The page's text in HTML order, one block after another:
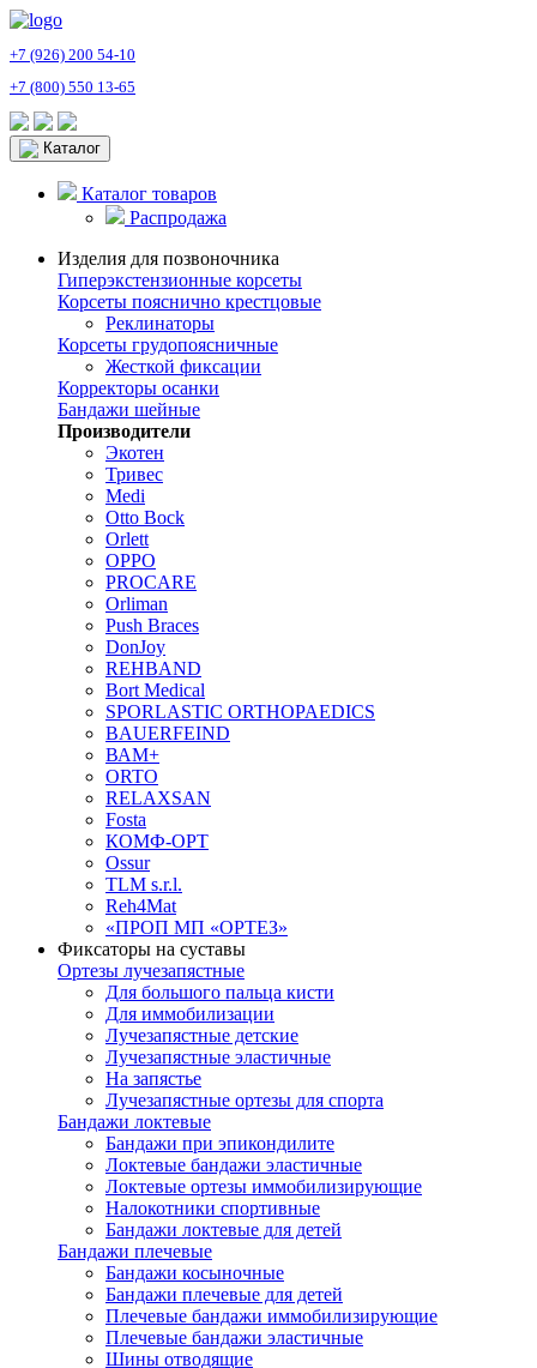
+7 (926) 200 54-10
+7 (800) 550 13-65
Каталог
Каталог товаров
Распродажа
Изделия для позвоночника
Гиперэкстензионные корсеты
Корсеты пояснично крестцовые
Реклинаторы
Корсеты грудопоясничные
Жесткой фиксации
Корректоры осанки
Бандажи шейные
Производители
Экотен
Тривес
Medi
Otto Bock
Orlett
OPPO
PROCARE
Orliman
Push Braces
DonJoy
REHBAND
Bort Medical
SPORLASTIC ORTHOPAEDICS
BAUERFEIND
ВАМ+
ORTO
RELAXSAN
Fosta
КОМФ-ОРТ
Ossur
TLM s.r.l.
Reh4Mat
«ПРОП МП «ОРТЕЗ»
Фиксаторы на суставы
Ортезы лучезапястные
Для большого пальца кисти
Для иммобилизации
Лучезапястные детские
Лучезапястные эластичные
На запястье
Лучезапястные ортезы для спорта
Бандажи локтевые
Бандажи при эпикондилите
Локтевые бандажи эластичные
Локтевые ортезы иммобилизирующие
Налокотники спортивные
Бандажи локтевые для детей
Бандажи плечевые
Бандажи косыночные
Бандажи плечевые для детей
Плечевые бандажи иммобилизирующие
Плечевые бандажи эластичные
Шины отводящие